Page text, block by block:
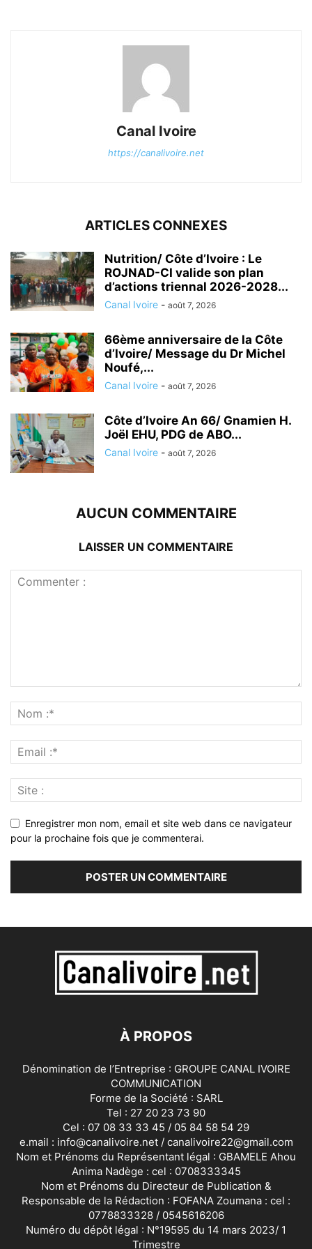
Canal Ivoire
https://canalivoire.net
ARTICLES CONNEXES
Nutrition/ Côte d’Ivoire : Le
ROJNAD-CI valide son plan
d’actions triennal 2026-2028...
Canal Ivoire - août 7, 2026
66ème anniversaire de la Côte
d’Ivoire/ Message du Dr Michel
Noufé,...
Canal Ivoire - août 7, 2026
Côte d’Ivoire An 66/ Gnamien H.
Joël EHU, PDG de ABO...
Canal Ivoire - août 7, 2026
AUCUN COMMENTAIRE
LAISSER UN COMMENTAIRE
Enregistrer mon nom, email et site web dans ce navigateur
pour la prochaine fois que je commenterai.
À PROPOS
Dénomination de l’Entreprise : GROUPE CANAL IVOIRE
COMMUNICATION
Forme de la Société : SARL
Tel : 27 20 23 73 90
Cel : 07 08 33 33 45 / 05 84 58 54 29
e.mail : info@canalivoire.net / canalivoire22@gmail.com
Nom et Prénoms du Représentant légal : GBAMELE Ahou
Anima Nadège : cel : 0708333345
Nom et Prénoms du Directeur de Publication &
Responsable de la Rédaction : FOFANA Zoumana : cel :
0778833328 / 0545616206
Numéro du dépôt légal : N°19595 du 14 mars 2023/ 1
Trimestre